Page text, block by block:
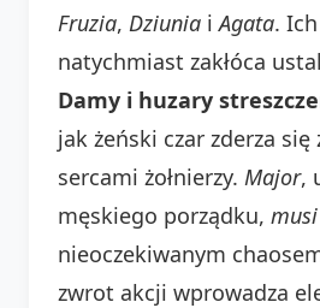
Fruzia, Dziunia iAgata.
natychmiast zakłóca
Damy i huzary
jak żeński czar zderza
sercami żołnierzy. Major,
męskiego porządku, musi
nieoczekiwanym
zwrot akcji wprowadza